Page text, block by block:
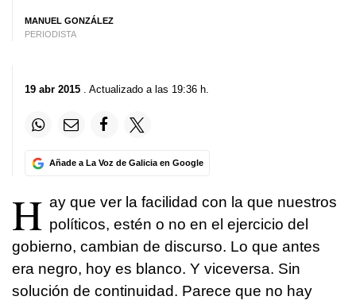
MANUEL GONZÁLEZ
PERIODISTA
19 abr 2015 . Actualizado a las 19:36 h.
Añade a La Voz de Galicia en Google
H ay que ver la facilidad con la que nuestros
políticos, estén o no en el ejercicio del
gobierno, cambian de discurso. Lo que antes
era negro, hoy es blanco. Y viceversa. Sin
solución de continuidad. Parece que no hay